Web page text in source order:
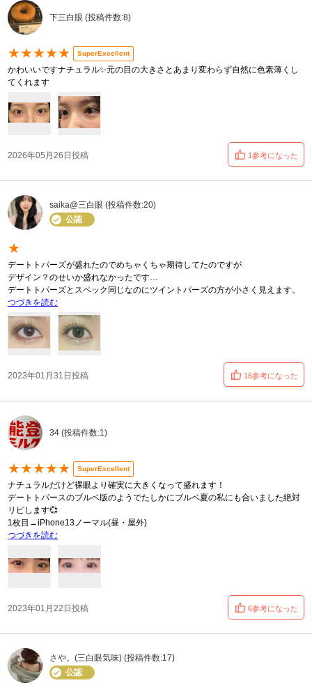
下三白眼 (投稿件数:8)
★★★★★ SuperExcellent
かわいいですナチュラル✨️元の目の大きさとあまり変わらず自然に色素薄くし
てくれます
2026年05月26日投稿 1参考になった
saika@三白眼 (投稿件数:20)
公認
★
デートトパーズが盛れたのでめちゃくちゃ期待してたのですが
デザイン？のせいか盛れなかったです…
デートトパーズとスペック同じなのにツイントパーズの方が小さく見えます。
つづきを読む
2023年01月31日投稿 16参考になった
34 (投稿件数:1)
★★★★★ SuperExcellent
ナチュラルだけど裸眼より確実に大きくなって盛れます！
デートトパースのブルベ版のようでたしかにブルベ夏の私にも合いました絶対
リピします💞
1枚目→iPhone13ノーマル(昼・屋外)
つづきを読む
2023年01月22日投稿 6参考になった
さや。(三白眼気味) (投稿件数:17)
公認